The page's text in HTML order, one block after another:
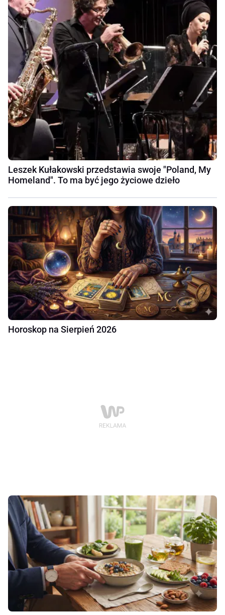
Leszek Kułakowski przedstawia swoje "Poland, My
Homeland". To ma być jego życiowe dzieło
Horoskop na Sierpień 2026